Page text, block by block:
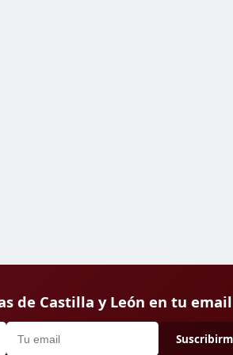
de Castilla y León en tu email